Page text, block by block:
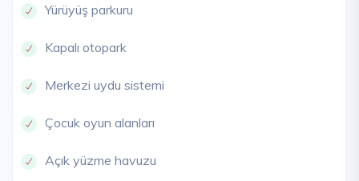
Yürüyüş parkuru
Kapalı otopark
Merkezi uydu sistemi
Çocuk oyun alanları
Açık yüzme havuzu